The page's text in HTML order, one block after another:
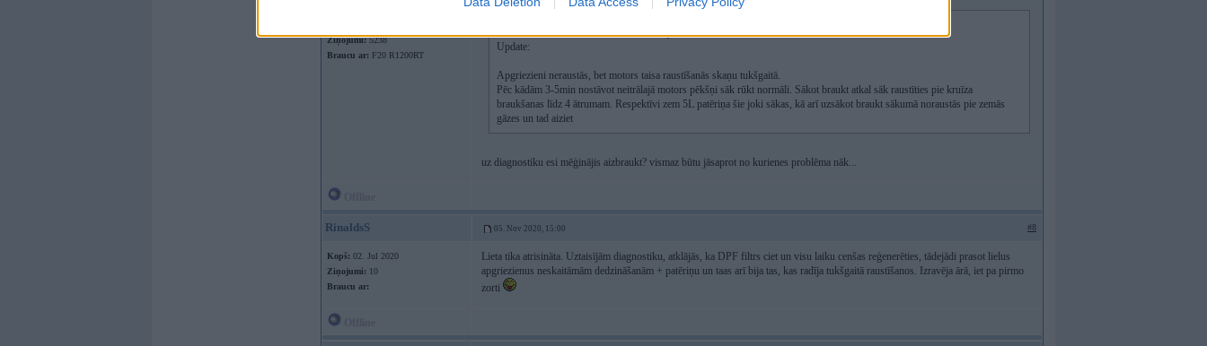
Ziņojumi:5238
Braucu ar: F20 R1200RT
03 Jul 2020, 23:59:23@RinaldsSrakstīja:
Update:
Apgriezieni neraustās, bet motors taisa raustīšanās skaņu tukšgaitā.
Pēc kādām 3-5min nostāvot neitrālajā motors pēkšņi sāk rūkt normāli. Sākot braukt atkal sāk raustīties pie kruīza
braukšanas līdz 4 ātrumam. Respektīvi zem 5L patēriņa šie joki sākas, kā arī uzsākot braukt sākumā noraustās pie zemās
gāzes un tad aiziet
uz diagnostiku esi mēģinājis aizbraukt? vismaz būtu jāsaprot no kurienes problēma nāk...
RinaldsS 05. Nov 2020, 15:00 #8
Kopš: 02. Jul 2020
Ziņojumi: 10
Braucu ar:
Lieta tika atrisināta. Uztaisījām diagnostiku, atklājās, ka DPF filtrs ciet un visu laiku cenšas reģenerēties, tādejādi prasot lielus
apgriezienus neskaitāmām dedzināšanām + patēriņu un taas arī bija tas, kas radīja tukšgaitā raustīšanos. Izravēja ārā, iet pa pirmo
zorti